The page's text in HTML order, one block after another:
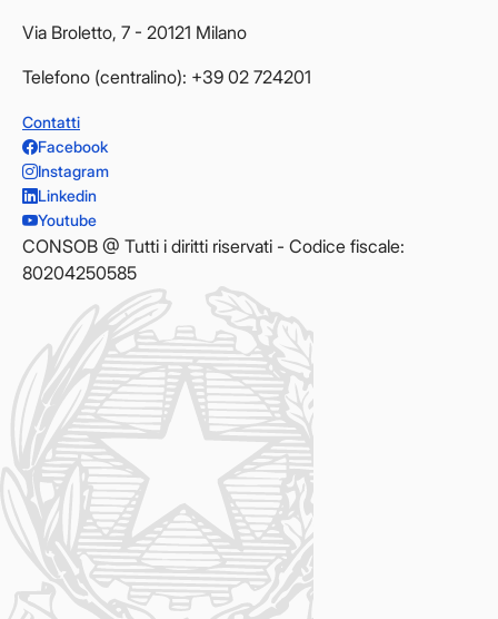
Via Broletto, 7 - 20121 Milano
Telefono (centralino): +39 02 724201
Contatti
Facebook
Instagram
Linkedin
Youtube
CONSOB @ Tutti i diritti riservati - Codice fiscale:
80204250585